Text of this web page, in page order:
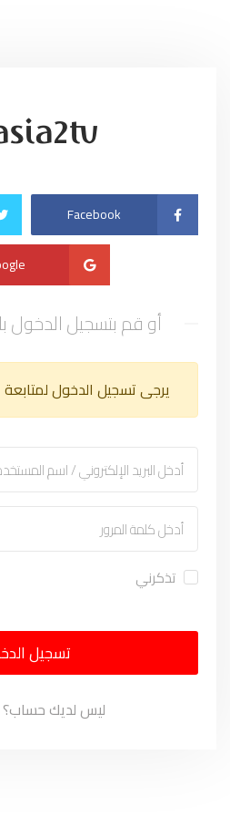
Facebook
أو قم بتسجيل الدخول
يرجى تسجيل الدخول
تذكرني
تسجيل
ليس لديك حساب؟